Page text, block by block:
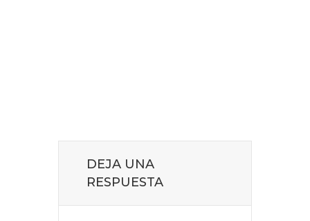
DEJA UNA
RESPUESTA